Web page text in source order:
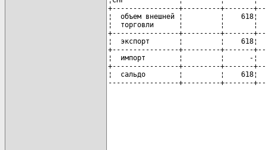
+----------------+---------+-------
¦  объем внешней ¦         ¦    618¦
¦  торговли      ¦         ¦
+----------------+---------+-------
¦  экспорт       ¦         ¦    618¦
+----------------+---------+-------
¦  импорт        ¦         ¦      -
+----------------+---------+-------
¦  сальдо        ¦         ¦    618¦
-----------------+---------+-------